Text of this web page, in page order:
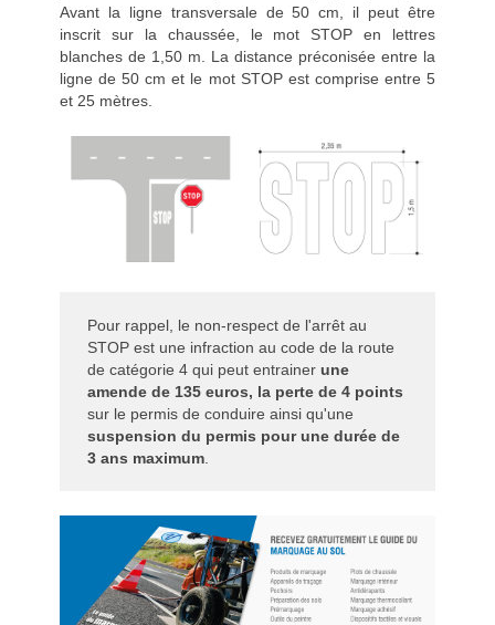
Avant la ligne transversale de 50 cm, il peut être
inscrit sur la chaussée, le mot STOP en lettres
blanches de 1,50 m. La distance préconisée entre la
ligne de 50 cm et le mot STOP est comprise entre 5
et 25 mètres.
Pour rappel, le non-respect de l'arrêt au
STOP est une infraction au code de la route
de catégorie 4 qui peut entrainer une
amende de 135 euros, la perte de 4 points
sur le permis de conduire ainsi qu'une
suspension du permis pour une durée de
3 ans maximum.